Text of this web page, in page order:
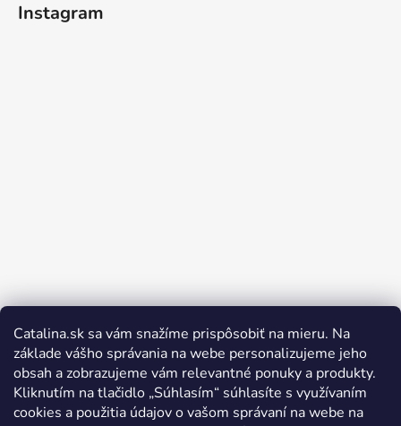
Catalina.sk sa vám snažíme prispôsobiť na mieru. Na
základe vášho správania na webe personalizujeme jeho
obsah a zobrazujeme vám relevantné ponuky a produkty.
Kliknutím na tlačidlo „Súhlasím“ súhlasíte s využívaním
cookies a použitia údajov o vašom správaní na webe na
Instagram
Sledovať na Instagrame